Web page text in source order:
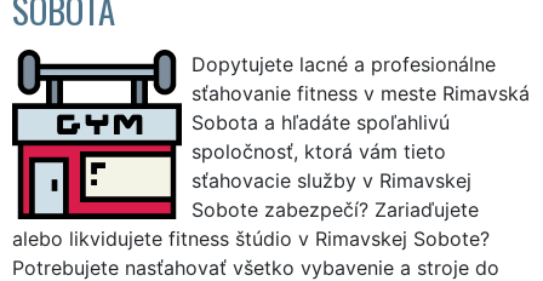
Dopytujete lacné a profesionálne
sťahovanie fitness v meste Rimavská
Sobota a hľadáte spoľahlivú
spoločnosť, ktorá vám tieto
sťahovacie služby v Rimavskej
Sobote zabezpečí? Zariaďujete
alebo likvidujete fitness štúdio v Rimavskej Sobote?
Potrebujete nasťahovať všetko vybavenie a stroje do